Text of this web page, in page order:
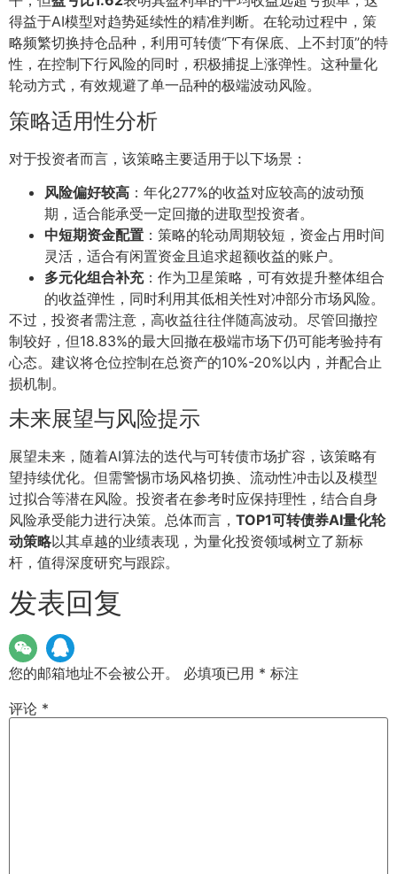
得益于AI模型对趋势延续性的精准判断。在轮动过程中，策
略频繁切换持仓品种，利用可转债“下有保底、上不封顶”的特
性，在控制下行风险的同时，积极捕捉上涨弹性。这种量化
轮动方式，有效规避了单一品种的极端波动风险。
策略适用性分析
对于投资者而言，该策略主要适用于以下场景：
风险偏好较高 ：年化277%的收益对应较高的波动预
期，适合能承受一定回撤的进取型投资者。
中短期资金配置 ：策略的轮动周期较短，资金占用时间
灵活，适合有闲置资金且追求超额收益的账户。
多元化组合补充：作为卫星策略，可有效提升整体组合
的收益弹性，同时利用其低相关性对冲部分市场风险。
不过，投资者需注意，高收益往往伴随高波动。尽管回撤控
制较好，但18.83%的最大回撤在极端市场下仍可能考验持有
心态。建议将仓位控制在总资产的10%-20%以内，并配合止
损机制。
未来展望与风险提示
展望未来，随着AI算法的迭代与可转债市场扩容，该策略有
望持续优化。但需警惕市场风格切换、流动性冲击以及模型
过拟合等潜在风险。投资者在参考时应保持理性，结合自身
风险承受能力进行决策。总体而言， TOP1可转债券AI量化轮
动策略以其卓越的业绩表现，为量化投资领域树立了新标
杆，值得深度研究与跟踪。
发表回复
您的邮箱地址不会被公开。 必填项已用 * 标注
评论 *